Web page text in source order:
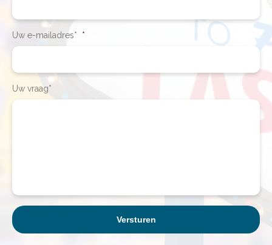
Uw e-mailadres* *
Uw vraag*